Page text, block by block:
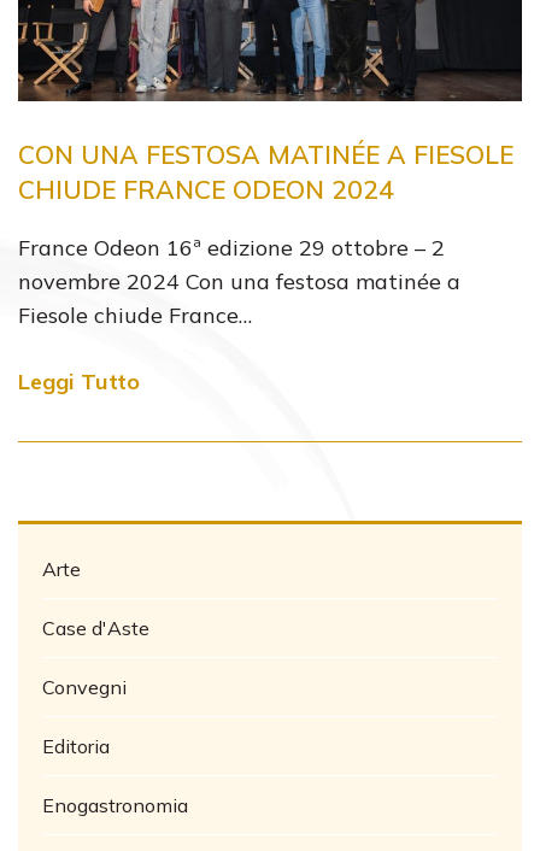
CON UNA FESTOSA MATINÉE A FIESOLE
CHIUDE FRANCE ODEON 2024
France Odeon 16ª edizione 29 ottobre – 2
novembre 2024 Con una festosa matinée a
Fiesole chiude France…
Leggi Tutto
Arte
Case d'Aste
Convegni
Editoria
Enogastronomia